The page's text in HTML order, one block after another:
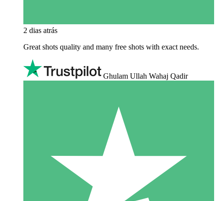
2 dias atrás
Great shots quality and many free shots with exact needs.
Ghulam Ullah Wahaj Qadir